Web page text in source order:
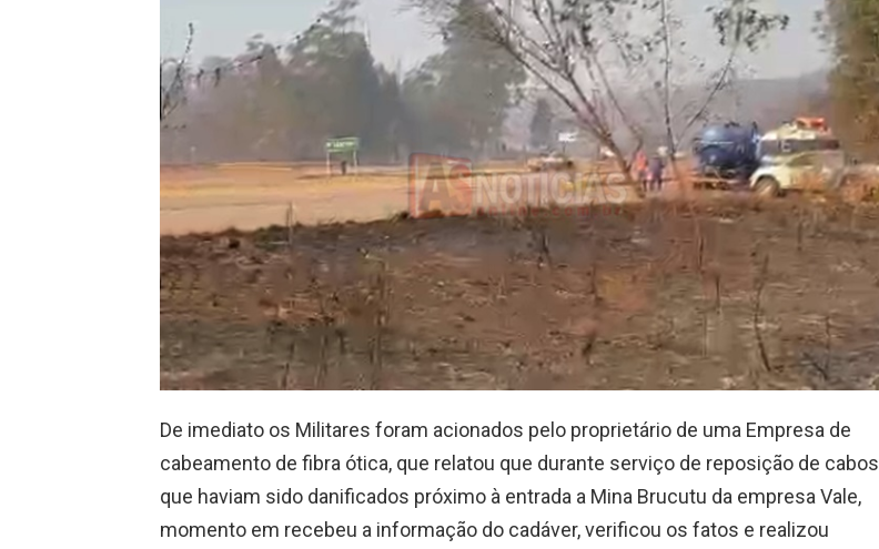
De imediato os Militares foram acionados pelo proprietário de uma Empresa de
cabeamento de fibra ótica, que relatou que durante serviço de reposição de cabos
que haviam sido danificados próximo à entrada a Mina Brucutu da empresa Vale,
momento em recebeu a informação do cadáver, verificou os fatos e realizou